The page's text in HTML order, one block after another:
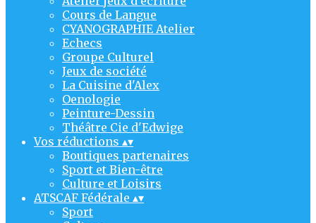
Cours de Langue
CYANOGRAPHIE Atelier
Echecs
Groupe Culturel
Jeux de société
La Cuisine d'Alex
Oenologie
Peinture-Dessin
Théâtre Cie d'Edwige
Vos réductions ▴▾
Boutiques partenaires
Sport et Bien-être
Culture et Loisirs
ATSCAF Fédérale ▴▾
Sport